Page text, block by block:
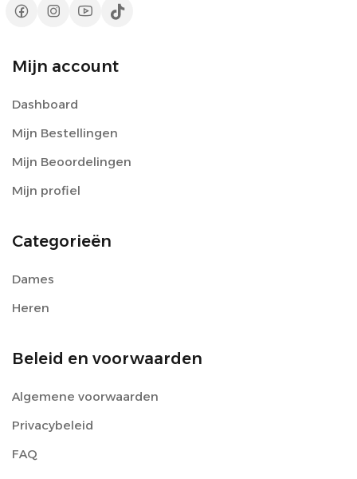
Mijn account
Dashboard
Mijn Bestellingen
Mijn Beoordelingen
Mijn profiel
Categorieën
Dames
Heren
Beleid en voorwaarden
Algemene voorwaarden
Privacybeleid
FAQ